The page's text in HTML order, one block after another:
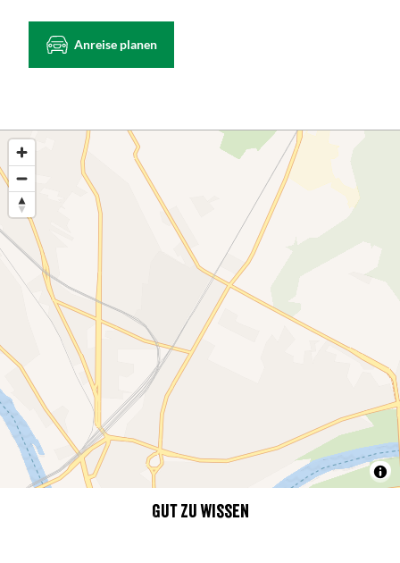
Anreise planen
Gut zu wissen